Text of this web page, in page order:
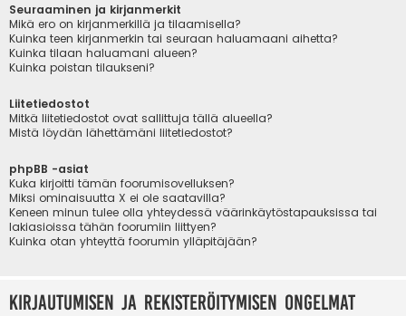
Seuraaminen ja kirjanmerkit
Mikä ero on kirjanmerkillä ja tilaamisella?
Kuinka teen kirjanmerkin tai seuraan haluamaani aihetta?
Kuinka tilaan haluamani alueen?
Kuinka poistan tilaukseni?
Liitetiedostot
Mitkä liitetiedostot ovat sallittuja tällä alueella?
Mistä löydän lähettämäni liitetiedostot?
phpBB -asiat
Kuka kirjoitti tämän foorumisovelluksen?
Miksi ominaisuutta X ei ole saatavilla?
Keneen minun tulee olla yhteydessä väärinkäytöstapauksissa tai
lakiasioissa tähän foorumiin liittyen?
Kuinka otan yhteyttä foorumin ylläpitäjään?
Kirjautumisen ja rekisteröitymisen ongelmat